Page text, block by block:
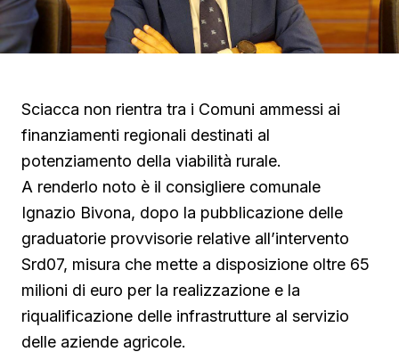
Sciacca non rientra tra i Comuni ammessi ai
finanziamenti regionali destinati al
potenziamento della viabilità rurale.
A renderlo noto è il consigliere comunale
Ignazio Bivona, dopo la pubblicazione delle
graduatorie provvisorie relative all’intervento
Srd07, misura che mette a disposizione oltre 65
milioni di euro per la realizzazione e la
riqualificazione delle infrastrutture al servizio
delle aziende agricole.